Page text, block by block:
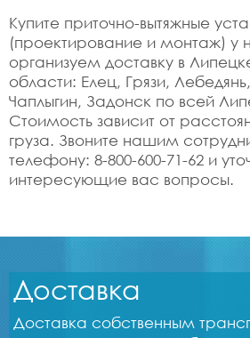
Купите приточно-вытяжные
(проектирование и монтаж) у
организуем доставку в
области: Елец, Грязи,
Чаплыгин, Задонск по всей
Стоимость зависит от
груза. Звоните нашим
телефону: 8-800-600-71-62 и
интересующие вас вопросы.
Доставка
Доставка собственным